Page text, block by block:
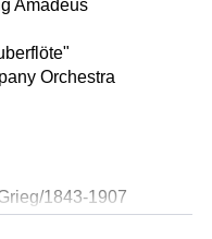
Amadeus
Orchestra
1843-1907
43 (Auswahl)